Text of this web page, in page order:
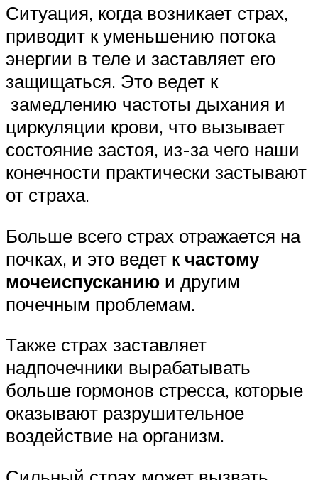
Ситуация, когда возникает страх,
приводит к уменьшению потока
энергии в теле и заставляет его
защищаться. Это ведет к
замедлению частоты дыхания и
циркуляции крови, что вызывает
состояние застоя, из-за чего наши
конечности практически застывают
от страха.
Больше всего страх отражается на
почках, и это ведет к частому
мочеиспусканию и другим
почечным проблемам.
Также страх заставляет
надпочечники вырабатывать
больше гормонов стресса, которые
оказывают разрушительное
воздействие на организм.